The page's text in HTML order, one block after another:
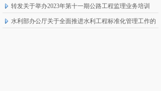
堂模式）的通知
转发关于举办2023年第十一期公路工程监理业务培训
（空中课堂模式）的通知
水利部办公厅关于全面推进水利工程标准化管理工作的